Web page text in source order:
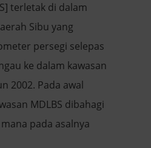
terletak di dalam
Sibu yang
persegi selepas
ke dalam kawasan
2002. Pada awal
MDLBS dibahagi
pada asalnya